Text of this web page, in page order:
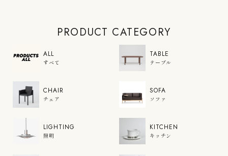
PRODUCT CATEGORY
ALL
すべて
TABLE
テーブル
CHAIR
チェア
SOFA
ソファ
LIGHTING
照明
KITCHEN
キッチン